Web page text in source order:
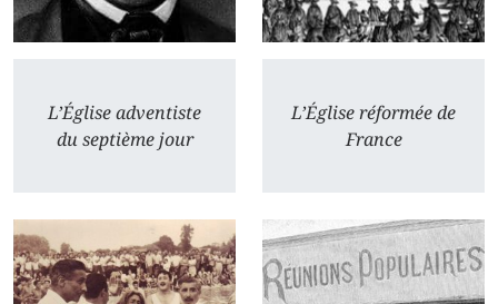
L’Église adventiste
du septième jour
L’Église réformée de
France